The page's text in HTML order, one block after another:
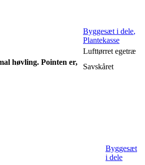
Byggesæt i dele,
Plantekasse
Lufttørret egetræ
høvling. Pointen er,
Savskåret
Byggesæt
i dele